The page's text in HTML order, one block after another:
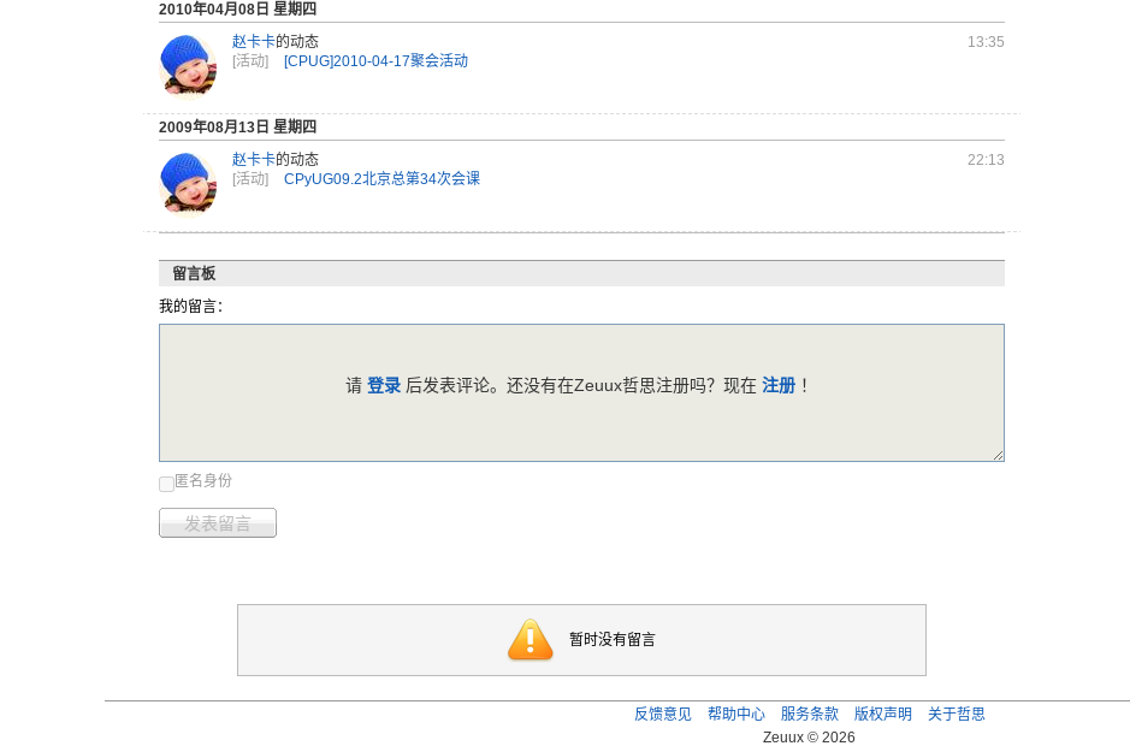
2010年04月08日 星期四
赵卡卡的动态
13:35
[活动]
[CPUG]2010-04-17聚会活动
2009年08月13日 星期四
赵卡卡的动态
22:13
[活动]
CPyUG09.2北京总第34次会课
留言板
我的留言：
匿名身份
发表留言
请登录 后发表评论。还没有在Zeuux哲思注册吗？现在注册 ！
暂时没有留言
反馈意见 帮助中心 服务条款 版权声明
关于哲思
Zeuux © 2026